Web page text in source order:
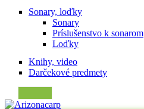
Sonary, loďky
Sonary
Príslušenstvo k sonarom
Loďky
Knihy, video
Darčekové predmety